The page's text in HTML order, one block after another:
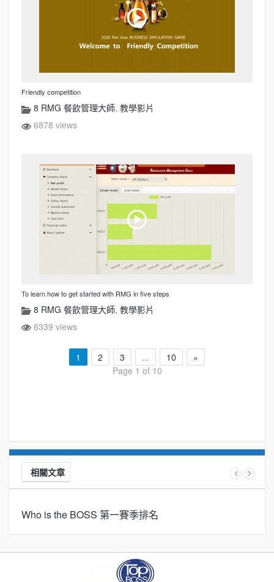
Friendly competition
8 RMG 餐飲管理大師, 教學影片
6878 views
To learn how to get started with RMG in five steps
8 RMG 餐飲管理大師, 教學影片
6339 views
1 2 3 ... 10
»
Page 1 of 10
相關文章
Who is the BOSS 第一賽季排名